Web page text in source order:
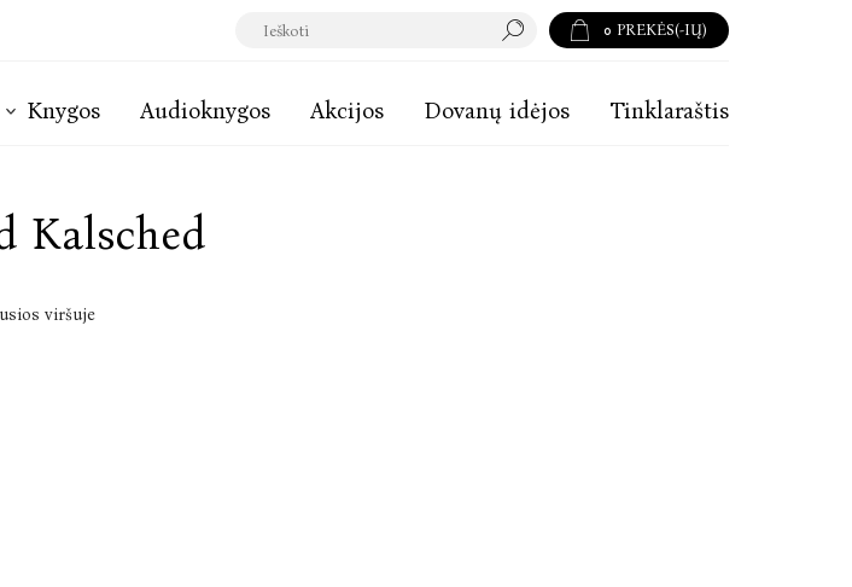
0 PREKĖS(-IŲ)
Knygos Audioknygos Akcijos Dovanų idėjos Tinklaraštis
Kalsched